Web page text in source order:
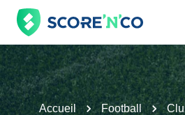
Accueil Football